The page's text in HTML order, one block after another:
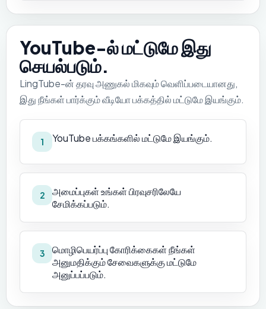
YouTube-ல் மட்டுமே இது
செயல்படும்.
LingTube-ன் தரவு அணுகல் மிகவும் வெளிப்படையானது,
இது நீங்கள் பார்க்கும் வீடியோ பக்கத்தில் மட்டுமே இயங்கும்.
1 YouTube பக்கங்களில் மட்டுமே இயங்கும்.
2
அமைப்புகள் உங்கள் பிரவுசரிலேயே
சேமிக்கப்படும்.
3
மொழிபெயர்ப்பு கோரிக்கைகள் நீங்கள்
அனுமதிக்கும் சேவைகளுக்கு மட்டுமே
அனுப்பப்படும்.